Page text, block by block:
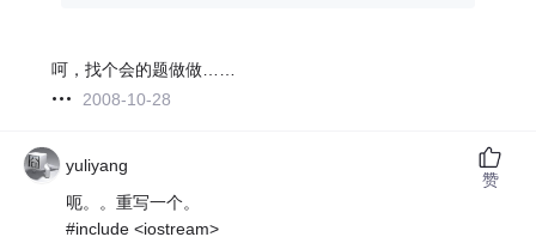
呵，找个会的题做做……
2008-10-28
yuliyang
呃。。重写一个。
#include <iostream>
赞